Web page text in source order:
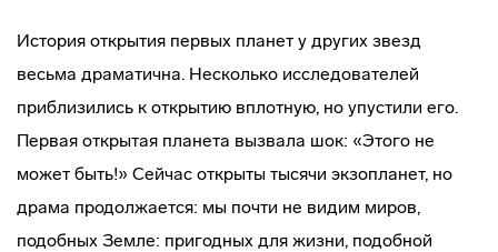
История открытия первых планет у других звезд
весьма драматична. Несколько исследователей
приблизились к открытию вплотную, но упустили его.
Первая открытая планета вызвала шок: «Этого не
может быть!» Сейчас открыты тысячи экзопланет, но
драма продолжается: мы почти не видим миров,
подобных Земле: пригодных для жизни, подобной